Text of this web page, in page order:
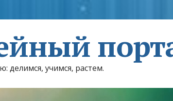
делимся, учимся, растем.